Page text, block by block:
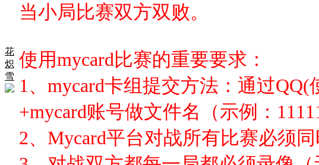
花
炽
雪
当小局比赛双方双败。
使用mycard比赛的重要要求：
1、mycard卡组提交方法：通过
+mycard账号做文件名（示例：
2、Mycard平台对战所有比赛必须